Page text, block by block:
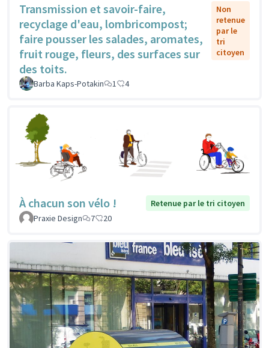
Transmission et savoir-faire,
recyclage d'eau, lombricompost;
faire pousser les salades, aromates,
fruit rouge, fleurs, des surfaces sur
des toits.
Non
retenue
par le
tri
citoyen
Barba Kaps-Potakin 1 4
À chacun son vélo !
Retenue par le tri citoyen
Praxie Design
7 20